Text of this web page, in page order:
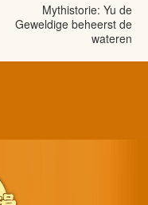
Mythistorie: Yu de
Geweldige beheerst de
wateren